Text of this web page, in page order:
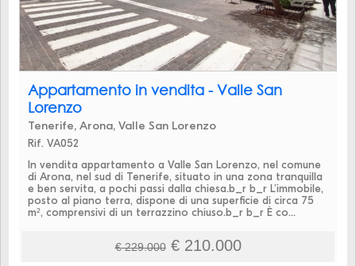
Appartamento in vendita - Valle San
Lorenzo
Tenerife, Arona, Valle San Lorenzo
Rif. VA052
In vendita appartamento a Valle San Lorenzo, nel comune
di Arona, nel sud di Tenerife, situato in una zona tranquilla
e ben servita, a pochi passi dalla chiesa.b_r b_r L’immobile,
posto al piano terra, dispone di una superficie di circa 75
m², comprensivi di un terrazzino chiuso.b_r b_r È co...
€ 229.000€ 210.000